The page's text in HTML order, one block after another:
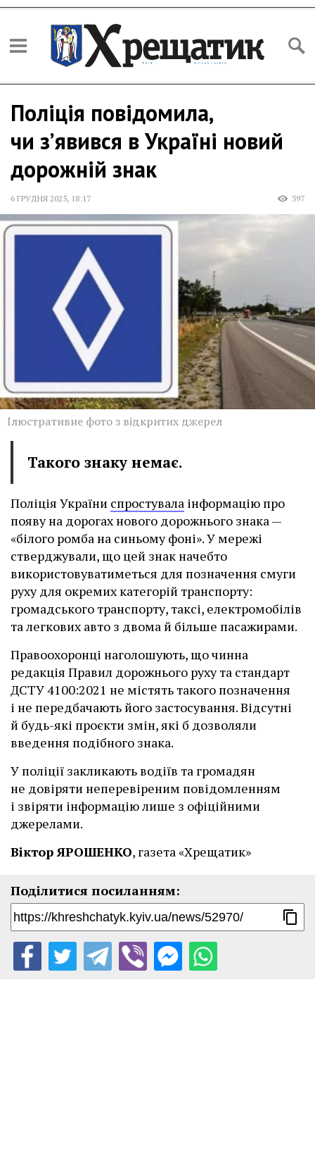
Поліція повідомила,
чи з’явився в Україні новий
дорожній знак
6 ГРУДНЯ 2025, 18:17 397
Ілюстративне фото з відкритих джерел
Такого знаку немає.
Поліція України спростувала інформацію про
появу на дорогах нового дорожнього знака —
«білого ромба на синьому фоні». У мережі
стверджували, що цей знак начебто
використовуватиметься для позначення смуги
руху для окремих категорій транспорту:
громадського транспорту, таксі, електромобілів
та легкових авто з двома й більше пасажирами.
Правоохоронці наголошують, що чинна
редакція Правил дорожнього руху та стандарт
ДСТУ 4100:2021 не містять такого позначення
і не передбачають його застосування. Відсутні
й будь-які проєкти змін, які б дозволяли
введення подібного знака.
У поліції закликають водіїв та громадян
не довіряти неперевіреним повідомленням
і звіряти інформацію лише з офіційними
джерелами.
Віктор ЯРОШЕНКО, газета «Хрещатик»